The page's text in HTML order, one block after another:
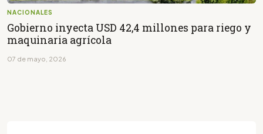
NACIONALES
Gobierno inyecta USD 42,4 millones para riego y
maquinaria agrícola
07 de mayo, 2026